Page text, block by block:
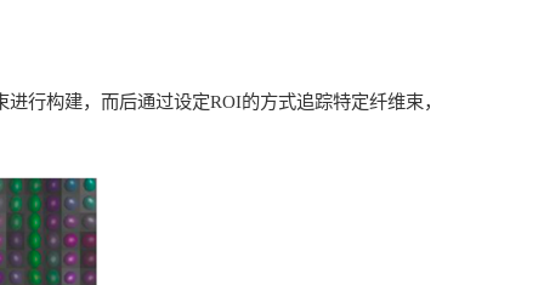
进行构建，而后通过设定ROI的方式追踪特定纤维束，